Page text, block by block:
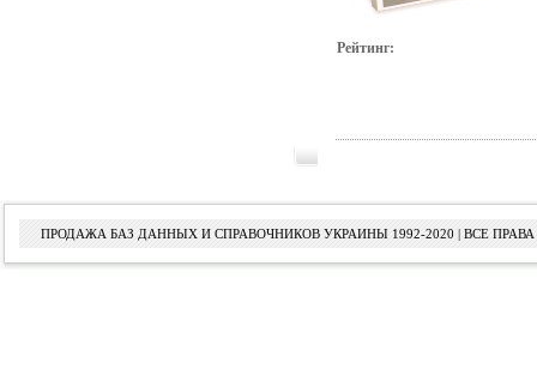
Рейтинг:
ПРОДАЖА БАЗ ДАННЫХ И СПРАВОЧНИКОВ УКРАИНЫ 1992-2020 | ВСЕ